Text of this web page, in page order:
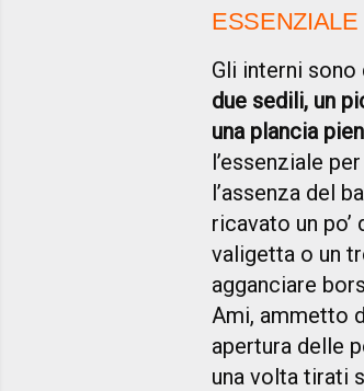
Gli interni sono
due sedili, un
una plancia
l’essenziale
l’assenza del
ricavato un
valigetta o un
agganciare
Ami, ammetto
apertura delle
una volta tirati